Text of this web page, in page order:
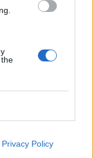
Privacy Policy
Pero no te afecta
en San Google